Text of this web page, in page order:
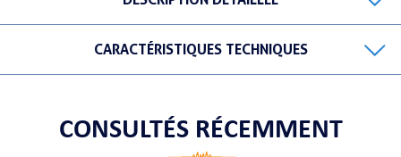
CARACTÉRISTIQUES TECHNIQUES
CONSULTÉS RÉCEMMENT